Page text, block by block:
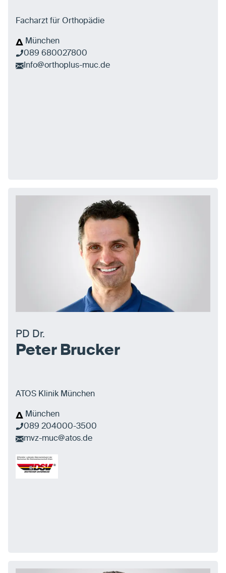
Facharzt für Orthopädie
München
089 680027800
Info@orthoplus-muc.de
PD Dr.
Peter Brucker
ATOS Klinik München
München
089 204000-3500
mvz-muc@atos.de